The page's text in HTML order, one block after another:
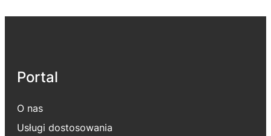
Portal
O nas
Usługi dostosowania